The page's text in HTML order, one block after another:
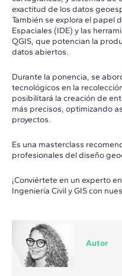
exactitud de los datos
También se explora el papel
Espaciales (IDE) y las
QGIS, que potencian la
datos abiertos.
Durante la ponencia, se
tecnológicos en la
posibilitará la creación de
más precisos, optimizando
proyectos.
Es una masterclass
profesionales del diseño
¡Conviértete en un experto
Ingeniería Civil y GIS con
Autor